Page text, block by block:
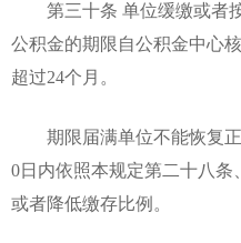
第三十条 单位缓缴或者按
公积金的期限自公积金中心
超过24个月。
期限届满单位不能恢复正
0日内依照本规定第二十八
或者降低缴存比例。